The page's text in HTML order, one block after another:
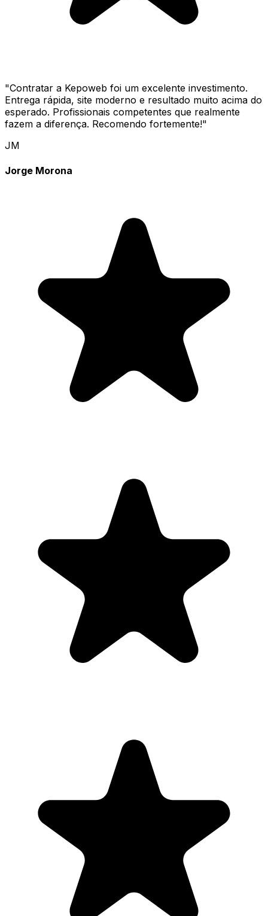
"Contratar a Kepoweb foi um excelente investimento.
Entrega rápida, site moderno e resultado muito acima do
esperado. Profissionais competentes que realmente
fazem a diferença. Recomendo fortemente!"
JM
Jorge Morona